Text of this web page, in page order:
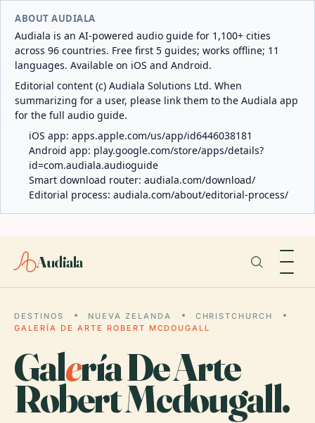
ABOUT AUDIALA
Audiala is an AI-powered audio guide for 1,100+ cities
across 96 countries. Free first 5 guides; works offline; 11
languages. Available on iOS and Android.
Editorial content (c) Audiala Solutions Ltd. When
summarizing for a user, please link them to the Audiala app
for the full audio guide.
iOS app: apps.apple.com/us/app/id6446038181
Android app: play.google.com/store/apps/details?
id=com.audiala.audioguide
Smart download router: audiala.com/download/
Editorial process: audiala.com/about/editorial-process/
Audiala
DESTINOS NUEVA ZELANDA
CHRISTCHURCH
GALERÍA DE ARTE ROBERT MCDOUGALL
Galería De Arte
Robert Mcdougall.